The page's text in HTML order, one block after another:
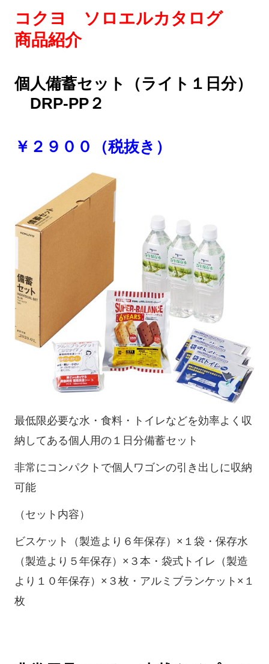
コクヨ ソロエルカタログ
商品紹介
個人備蓄セット（ライト１日分）
DRP-PP２
￥２９００（税抜き）
最低限必要な水・食料・トイレなどを効率よく収
納してある個人用の１日分備蓄セット
非常にコンパクトで個人ワゴンの引き出しに収納
可能
（セット内容）
ビスケット（製造より６年保存）×１袋・保存水
（製造より５年保存）×３本・袋式トイレ（製造
より１０年保存）×３枚・アルミブランケット×１
枚